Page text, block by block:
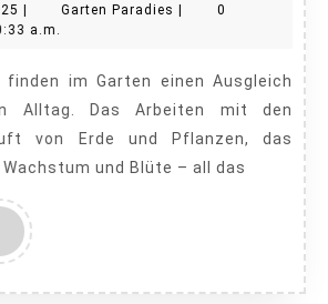
zur
im
Garten
August
14,
Garten Paradies Garten0
a.m.
Alltag. Das Arbeiten mit den
von Erde und Pflanzen, das
und Blüte – all das